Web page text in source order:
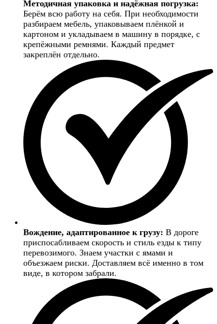
Методичная упаковка и надёжная погрузка:
Берём всю работу на себя. При необходимости
разбираем мебель, упаковываем плёнкой и
картоном и укладываем в машину в порядке, с
крепёжными ремнями. Каждый предмет
закреплён отдельно.
Вождение, адаптированное к грузу: В дороге
приспосабливаем скорость и стиль езды к типу
перевозимого. Знаем участки с ямами и
объезжаем риски. Доставляем всё именно в том
виде, в котором забрали.